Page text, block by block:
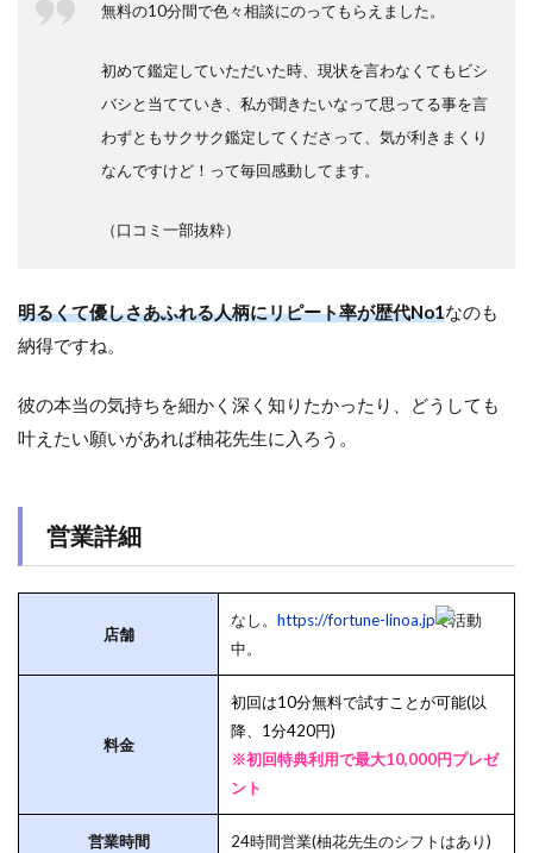
無料の10分間で色々相談にのってもらえました。
初めて鑑定していただいた時、現状を言わなくてもビシ
バシと当てていき、私が聞きたいなって思ってる事を言
わずともサクサク鑑定してくださって、気が利きまくり
なんですけど！って毎回感動してます。
（口コミ一部抜粋）
明るくて優しさあふれる人柄にリピート率が歴代No1なのも
納得ですね。
彼の本当の気持ちを細かく深く知りたかったり、どうしても
叶えたい願いがあれば柚花先生に入ろう。
営業詳細
店舗
なし。 https://fortune-linoa.jpで活動
中。
料金
初回は10分無料で試すことが可能(以
降、1分420円)
※初回特典利用で最大10,000円プレゼ
ント
営業時間 24時間営業(柚花先生のシフトはあり)